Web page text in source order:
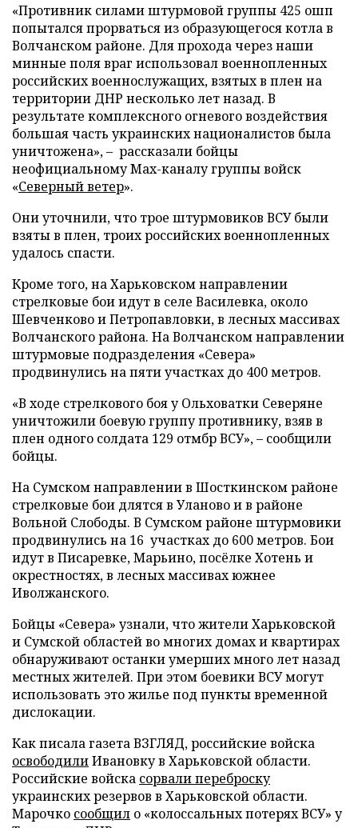
«Противник силами штурмовой группы 425 ошп
попытался прорваться из образующегося котла в
Волчанском районе. Для прохода через наши
минные поля враг использовал военнопленных
российских военнослужащих, взятых в плен на
территории ДНР несколько лет назад. В
результате комплексного огневого воздействия
большая часть украинских националистов была
уничтожена», – рассказали бойцы
неофициальному Max-каналу группы войск
«Северный ветер».
Они уточнили, что трое штурмовиков ВСУ были
взяты в плен, троих российских военнопленных
удалось спасти.
Кроме того, на Харьковском направлении
стрелковые бои идут в селе Василевка, около
Шевченково и Петропавловки, в лесных массивах
Волчанского района. На Волчанском направлении
штурмовые подразделения «Севера»
продвинулись на пяти участках до 400 метров.
«В ходе стрелкового боя у Ольховатки Северяне
уничтожили боевую группу противнику, взяв в
плен одного солдата 129 отмбр ВСУ», – сообщили
бойцы.
На Сумском направлении в Шосткинском районе
стрелковые бои длятся в Уланово и в районе
Вольной Слободы. В Сумском районе штурмовики
продвинулись на 16 участках до 600 метров. Бои
идут в Писаревке, Марьино, посёлке Хотень и
окрестностях, в лесных массивах южнее
Иволжанского.
Бойцы «Севера» узнали, что жители Харьковской
и Сумской областей во многих домах и квартирах
обнаруживают останки умерших много лет назад
местных жителей. При этом боевики ВСУ могут
использовать это жилье под пункты временной
дислокации.
Как писала газета ВЗГЛЯД, российские войска
освободилиИвановку в Харьковской области.
Российские войска сорвали переброску
украинских резервов в Харьковской области.
Марочко сообщил о «колоссальных потерях ВСУ» у